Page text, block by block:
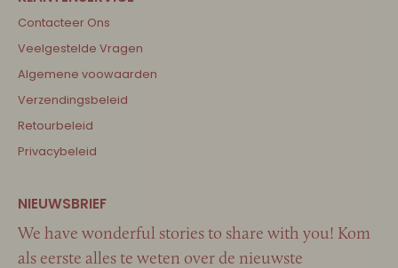
Contacteer Ons
Veelgestelde Vragen
Algemene voowaarden
Verzendingsbeleid
Retourbeleid
Privacybeleid
We have wonderful stories to share with you! Kom
als eerste alles te weten over de nieuwste